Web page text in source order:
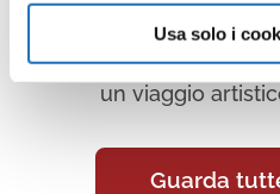
Usa solo i
opere della
Cesenatico nella
un viaggio
Guarda